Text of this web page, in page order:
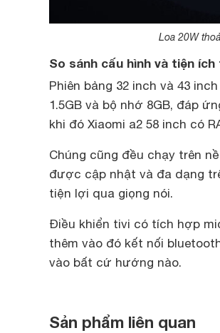
Loa 20W
So sánh cấu hình và tiện ích
Phiên bảng 32 inch và 43
1.5GB và bộ nhớ 8GB, đáp
khi đó Xiaomi a2 58 inch có
Chúng cũng đều chạy trên
được cập nhật và đa dạng
tiện lợi qua giọng nói.
Điều khiển tivi có tích hợp
thêm vào đó kết nối
vào bất cứ hướng nào.
Sản phẩm liên quan